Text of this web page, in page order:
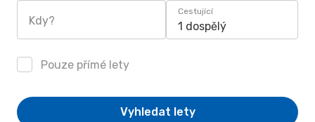
Kdy?
Cestující
1 dospělý
Pouze přímé lety
Vyhledat lety